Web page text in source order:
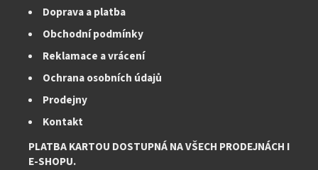
Doprava a platba
Obchodní podmínky
Reklamace a vrácení
Ochrana osobních údajů
Prodejny
Kontakt
PLATBA KARTOU DOSTUPNÁ NA VŠECH PRODEJNÁCH I
E-SHOPU.